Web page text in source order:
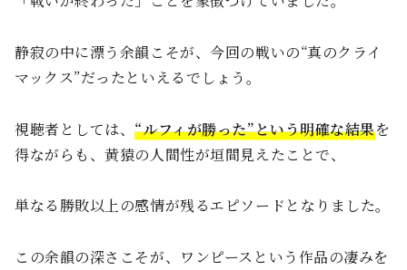
静寂の中に漂う余韻こそが、今回の戦いの“真のクライ
マックス”だったといえるでしょう。
視聴者としては、“ルフィが勝った”という明確な結果を
得ながらも、黄猿の人間性が垣間見えたことで、
単なる勝敗以上の感情が残るエピソードとなりました。
この余韻の深さこそが、ワンピースという作品の凄みを